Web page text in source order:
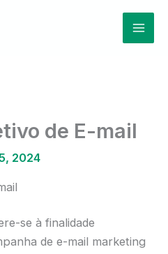
de E-mail
2024
se à finalidade
de e-mail marketing